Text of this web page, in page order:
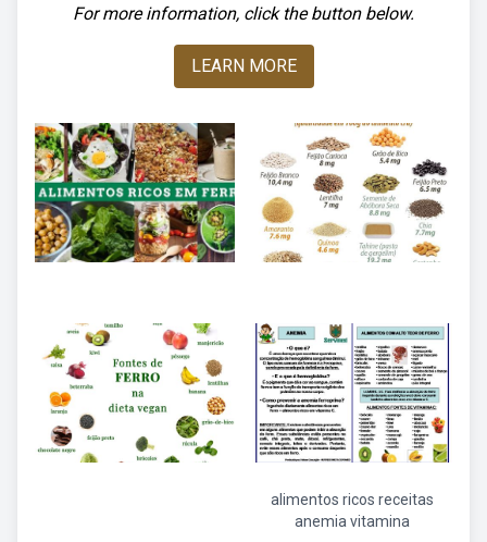
For more information, click the button below.
LEARN MORE
alimentos ricos receitas
anemia vitamina